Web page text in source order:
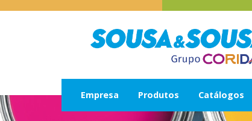
Empresa Produtos Catálogos